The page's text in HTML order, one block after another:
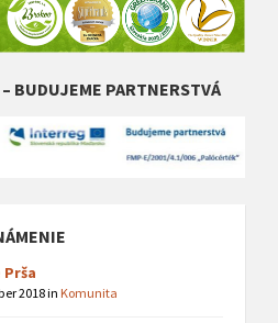
BUDUJEME PARTNERSTVÁ
Prša
2018inKomunita